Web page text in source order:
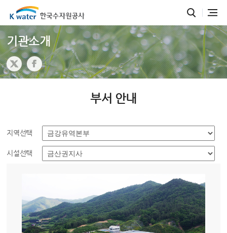
기관소개
부서 안내
지역선택
시설선택